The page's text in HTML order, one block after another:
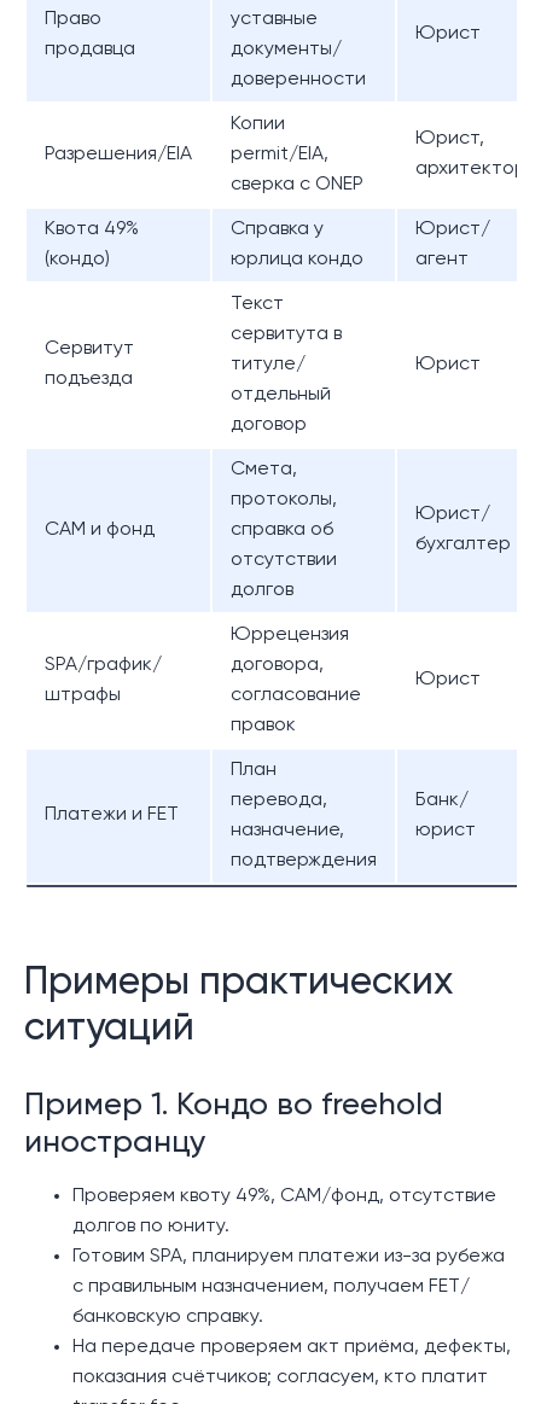
Право
продавца
уставные
документы/
доверенности
Юрист
Разрешения/EIA
Копии
permit/EIA,
сверка с ONEP
Юрист,
архитектор
Квота 49%
(кондо)
Справка у
юрлица кондо
Юрист/
агент
Сервитут
подъезда
Текст
сервитута в
титуле/
отдельный
договор
Юрист
CAM и фонд
Смета,
протоколы,
справка об
отсутствии
долгов
Юрист/
бухгалтер
SPA/график/
штрафы
Юррецензия
договора,
согласование
правок
Юрист
Платежи и FET
План
перевода,
назначение,
подтверждения
Банк/
юрист
Примеры практических
ситуаций
Пример 1. Кондо во freehold
иностранцу
Проверяем квоту 49%, CAM/фонд, отсутствие
долгов по юниту.
Готовим SPA, планируем платежи из-за рубежа
с правильным назначением, получаем FET/
банковскую справку.
На передаче проверяем акт приёма, дефекты,
показания счётчиков; согласуем, кто платит